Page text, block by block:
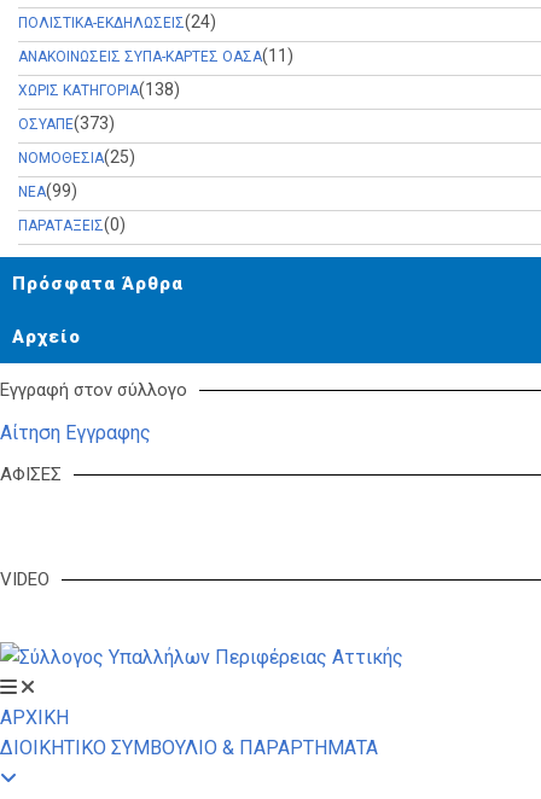
ΠΟΛΙΣΤΙΚΑ-ΕΚΔΗΛΩΣΕΙΣ(24)
ΑΝΑΚΟΙΝΩΣΕΙΣ ΣΥΠΑ-ΚΑΡΤΕΣ ΟΑΣΑ(11)
ΧΩΡΙΣ ΚΑΤΗΓΟΡΙΑ(138)
ΟΣΥΑΠΕ(373)
ΝΟΜΟΘΕΣΙΑ(25)
ΝΕΑ(99)
ΠΑΡΑΤΑΞΕΙΣ(0)
Πρόσφατα Άρθρα
Αρχείο
Εγγραφή στον σύλλογο
Αίτηση Εγγραφης
ΑΦΙΣΕΣ
VIDEO
ΑΡΧΙΚΗ
ΔΙΟΙΚΗΤΙΚΟ ΣΥΜΒΟΥΛΙΟ & ΠΑΡΑΡΤΗΜΑΤΑ